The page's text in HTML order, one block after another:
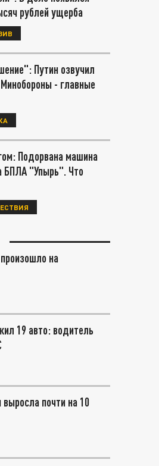
рублей ущерба
Путин озвучил
- главные
Подорвана машина
БПЛА "Упырь". Что
на
19 авто: водитель
почти на 10